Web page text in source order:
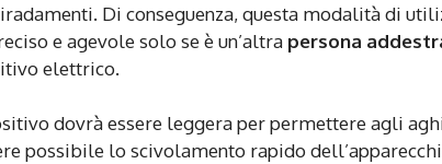
Di conseguenza, questa modalità di
e agevole solo se è un’altra persona
elettrico.
dovrà essere leggera per permettere agli
possibile lo scivolamento rapido